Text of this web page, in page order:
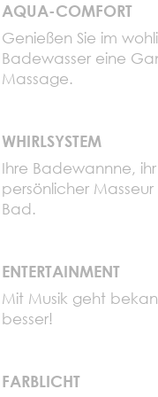
AQUA-COMFORT
Genießen Sie im
Badewasser eine
Massage.
WHIRLSYSTEM
Ihre Badewannne, ihr
persönlicher Masseur
Bad.
ENTERTAINMENT
Mit Musik geht
besser!
FARBLICHT